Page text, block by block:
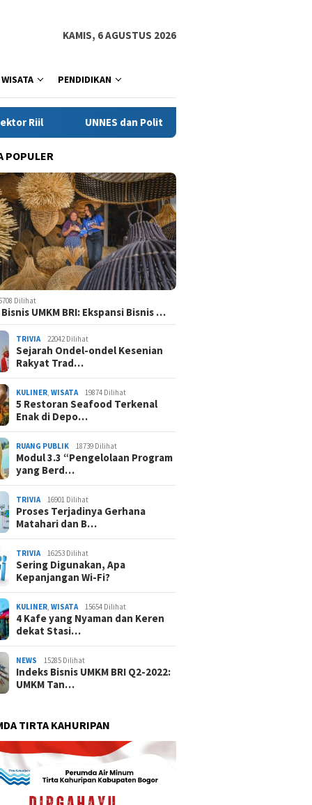
KAMIS, 6 AGUSTUS 2026
WISATA PENDIDIKAN
dan Politeknik Negeri Cilacap Tingkatkan Kualitas Produk
POPULER
Dilihat
UMKM BRI: Ekspansi Bisnis …
TRIVIA 22042 Dilihat
Sejarah Ondel-ondel Kesenian
Rakyat Trad…
KULINER ,WISATA 19874 Dilihat
5 Restoran Seafood Terkenal
Enak di Depo…
RUANG PUBLIK 18739 Dilihat
Modul 3.3 “Pengelolaan Program
yang Berd…
TRIVIA 16901 Dilihat
Proses Terjadinya Gerhana
Matahari dan B…
TRIVIA 16253 Dilihat
Sering Digunakan, Apa
Kepanjangan Wi-Fi?
KULINER ,WISATA 15654 Dilihat
4 Kafe yang Nyaman dan Keren
dekat Stasi…
NEWS 15285 Dilihat
Indeks Bisnis UMKM BRI Q2-2022:
UMKM Tan…
TIRTA KAHURIPAN